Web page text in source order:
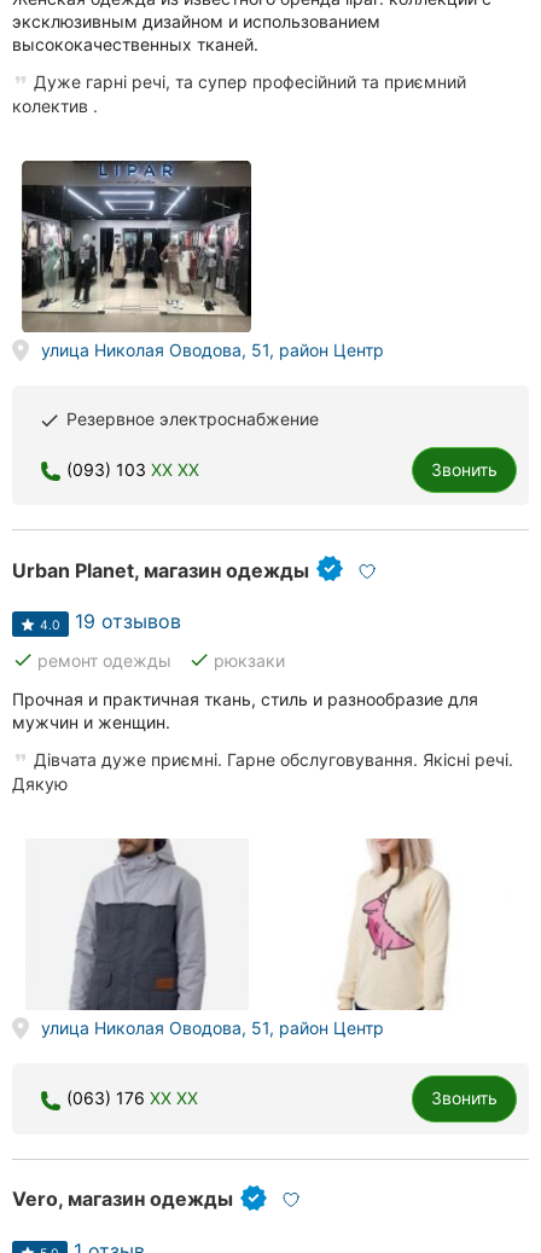
Луцк
Ужгород
эксклюзивным дизайном и использованием
высококачественных тканей.
Дуже гарні речі, та супер професійний та приємний
колектив .
улица Николая Оводова, 51, район Центр
done Резервное электроснабжение
(093) 103 XX XX Звонить
Urban Planet, магазин одежды
4.0 19 отзывов
done ремонт одежды done рюкзаки
Прочная и практичная ткань, стиль и разнообразие для
мужчин и женщин.
Дівчата дуже приємні. Гарне обслуговування. Якісні речі.
Дякую
улица Николая Оводова, 51, район Центр
(063) 176 XX XX Звонить
Vero, магазин одежды